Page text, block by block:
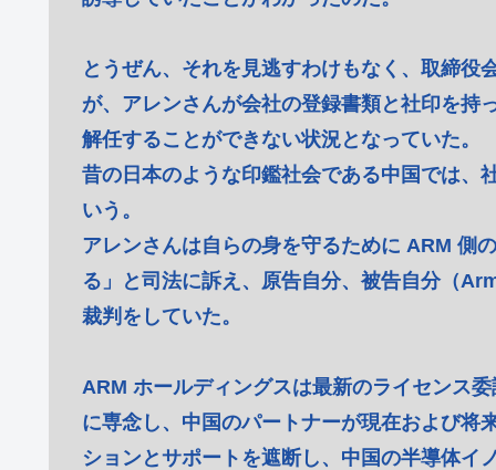
とうぜん、それを見逃すわけもなく、取締役
が、アレンさんが会社の登録書類と社印を持
解任することができない状況となっていた。
昔の日本のような印鑑社会である中国では、
いう。
アレンさんは自らの身を守るために ARM 側
る」と司法に訴え、原告自分、被告自分（
裁判をしていた。
ARM ホールディングスは最新のライセンス
に専念し、中国のパートナーが現在および将
ションとサポートを遮断し、中国の半導体イ